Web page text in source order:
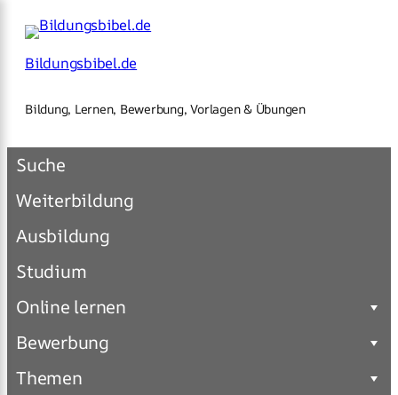
Inhalt
springen
Bildungsbibel.de
Bildung, Lernen, Bewerbung, Vorlagen & Übungen
Suche
Weiterbildung
Ausbildung
Studium
Online lernen
Bewerbung
Themen